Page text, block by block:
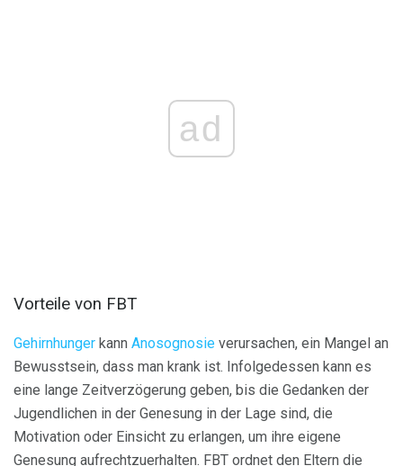
ad
Vorteile von FBT
Gehirnhunger kann Anosognosie verursachen, ein Mangel an
Bewusstsein, dass man krank ist. Infolgedessen kann es
eine lange Zeitverzögerung geben, bis die Gedanken der
Jugendlichen in der Genesung in der Lage sind, die
Motivation oder Einsicht zu erlangen, um ihre eigene
Genesung aufrechtzuerhalten. FBT ordnet den Eltern die